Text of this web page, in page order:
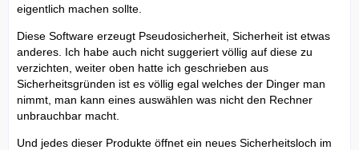
eigentlich machen sollte.
Diese Software erzeugt Pseudosicherheit, Sicherheit ist etwas
anderes. Ich habe auch nicht suggeriert völlig auf diese zu
verzichten, weiter oben hatte ich geschrieben aus
Sicherheitsgründen ist es völlig egal welches der Dinger man
nimmt, man kann eines auswählen was nicht den Rechner
unbrauchbar macht.
Und jedes dieser Produkte öffnet ein neues Sicherheitsloch im